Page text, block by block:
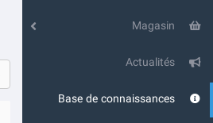
Actualités
Base de connaissances